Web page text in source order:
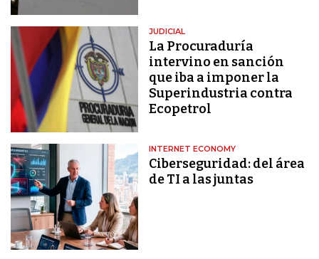
JUDICIAL
La Procuraduría
intervino en sanción
que iba a imponer la
Superindustria contra
Ecopetrol
INTERNET ECONOMY
Ciberseguridad: del área
de TI a las juntas